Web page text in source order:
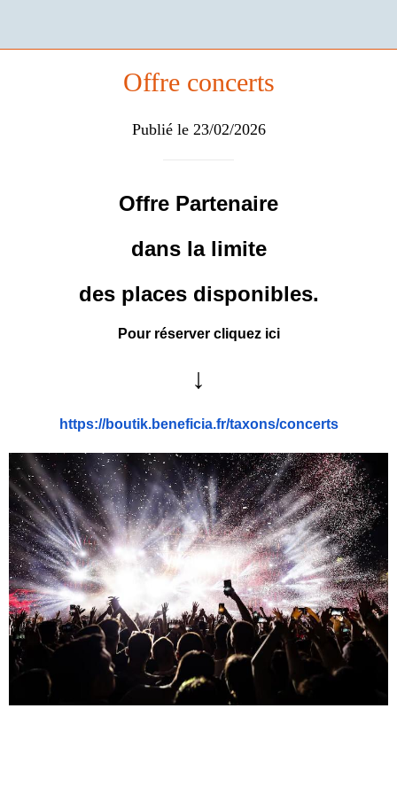
Offre concerts
Publié le 23/02/2026
Offre Partenaire
dans la limite
des places disponibles.
Pour réserver cliquez ici
↓
https://boutik.beneficia.fr/taxons/concerts